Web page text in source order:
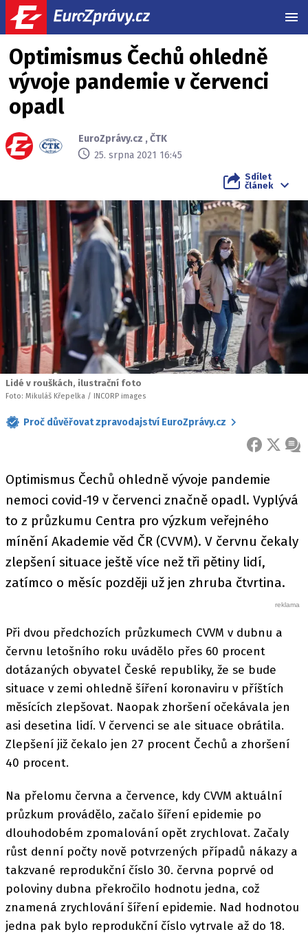
Optimismus Čechů ohledně
vývoje pandemie v červenci
opadl
EuroZprávy.cz ,ČTK
25. srpna 2021 16:45
Sdílet
článek
Lidé v rouškách, ilustrační foto
Foto: Mikuláš Křepelka / INCORP images
Proč důvěřovat zpravodajství EuroZprávy.cz
FACEBOOK
X
Optimismus Čechů ohledně vývoje pandemie
nemoci covid-19 v červenci značně opadl. Vyplývá
to z průzkumu Centra pro výzkum veřejného
mínění Akademie věd ČR (CVVM). V červnu čekaly
zlepšení situace ještě více než tři pětiny lidí,
zatímco o měsíc později už jen zhruba čtvrtina.
Při dvou předchozích průzkumech CVVM v dubnu a
červnu letošního roku uvádělo přes 60 procent
dotázaných obyvatel České republiky, že se bude
situace v zemi ohledně šíření koronaviru v příštích
měsících zlepšovat. Naopak zhoršení očekávala jen
asi desetina lidí. V červenci se ale situace obrátila.
Zlepšení již čekalo jen 27 procent Čechů a zhoršení
40 procent.
Na přelomu června a července, kdy CVVM aktuální
průzkum provádělo, začalo šíření epidemie po
dlouhodobém zpomalování opět zrychlovat. Začaly
růst denní počty nově potvrzených případů nákazy a
takzvané reprodukční číslo 30. června poprvé od
poloviny dubna překročilo hodnotu jedna, což
znamená zrychlování šíření epidemie. Nad hodnotou
jedna pak bylo reprodukční číslo vytrvale až do 18.